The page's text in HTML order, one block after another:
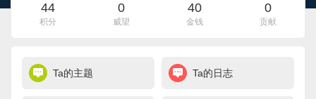
44
积分
0
威望
40
金钱
0
贡献
Ta的主题 Ta的日志